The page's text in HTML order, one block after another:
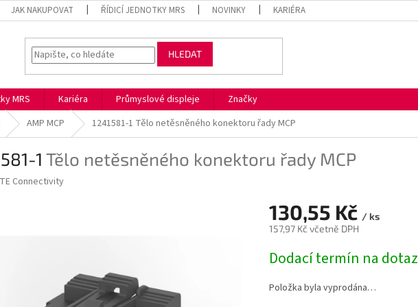
JAK NAKUPOVAT ŘÍDICÍ JEDNOTKY MRS NOVINKY KARIÉRA
HLEDAT
MRS Kariéra Průmyslové displeje
Značky
AMP MCP 1241581-1 Tělo netěsněného konektoru řady MCP
1 Tělo netěsněného konektoru řady MCP
TE Connectivity
130,55 Kč / ks
157,97 Kč včetně DPH
cena:
Dodací termín na dotaz
Položka byla vyprodána…